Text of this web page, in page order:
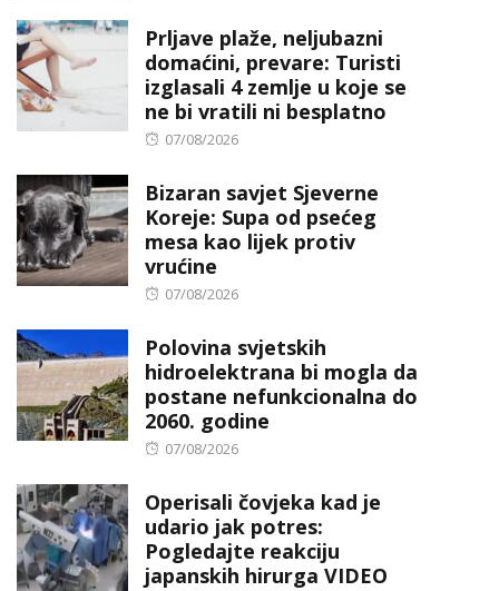
Prljave plaže, neljubazni
domaćini, prevare: Turisti
izglasali 4 zemlje u koje se
ne bi vratili ni besplatno
Posted
07/08/2026
Bizaran savjet Sjeverne
Koreje: Supa od psećeg
mesa kao lijek protiv
vrućine
Posted
07/08/2026
Polovina svjetskih
hidroelektrana bi mogla da
postane nefunkcionalna do
2060. godine
Posted
07/08/2026
Operisali čovjeka kad je
udario jak potres:
Pogledajte reakciju
japanskih hirurga VIDEO